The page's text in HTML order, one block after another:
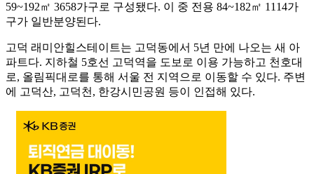
59~192㎡ 3658가구로 구성됐다. 이 중 전용 84~182㎡ 1114가
구가 일반분양된다.
고덕 래미안힐스테이트는 고덕동에서 5년 만에 나오는 새 아
파트다. 지하철 5호선 고덕역을 도보로 이용 가능하고 천호대
로, 올림픽대로를 통해 서울 전 지역으로 이동할 수 있다. 주변
에 고덕산, 고덕천, 한강시민공원 등이 인접해 있다.